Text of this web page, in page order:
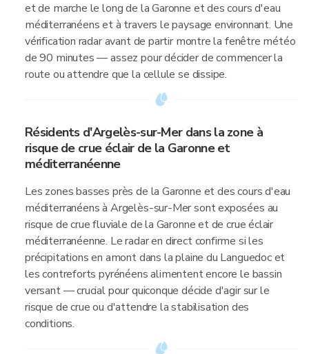
et de marche le long de la Garonne et des cours d'eau
méditerranéens et à travers le paysage environnant. Une
vérification radar avant de partir montre la fenêtre météo
de 90 minutes — assez pour décider de commencer la
route ou attendre que la cellule se dissipe.
Résidents d'Argelès-sur-Mer dans la zone à
risque de crue éclair de la Garonne et
méditerranéenne
Les zones basses près de la Garonne et des cours d'eau
méditerranéens à Argelès-sur-Mer sont exposées au
risque de crue fluviale de la Garonne et de crue éclair
méditerranéenne. Le radar en direct confirme si les
précipitations en amont dans la plaine du Languedoc et
les contreforts pyrénéens alimentent encore le bassin
versant — crucial pour quiconque décide d'agir sur le
risque de crue ou d'attendre la stabilisation des
conditions.